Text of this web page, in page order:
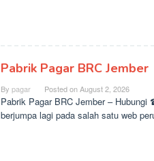
Pabrik Pagar BRC Jember
By pagar Posted onAugust 2, 2026
Pabrik Pagar BRC Jember –
berjumpa lagi pada salah satu web